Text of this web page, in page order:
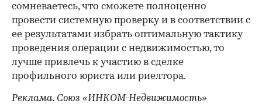
сомневаетесь, что сможете полноценно
провести системную проверку и в соответствии с
ее результатами избрать оптимальную тактику
проведения операции с недвижимостью, то
лучше привлечь к участию в сделке
профильного юриста или риелтора.
Реклама. Союз «ИНКОМ-Недвижимость»